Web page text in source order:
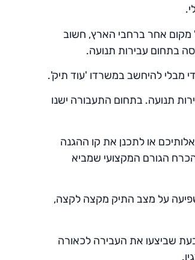
מקום אחר ברחבי הארץ, חשוב
בתחום עבירות תנועה.
מבלי להיחשב במשרדו 'עוד תיק'.
תנועה. בתחום התעבורה ישנו
או לתכנן את קו ההגנה
הגורם המקצועי שמביא
על מצב התיק מקצה לקצה,
שביצעו את העבירה לכאורה